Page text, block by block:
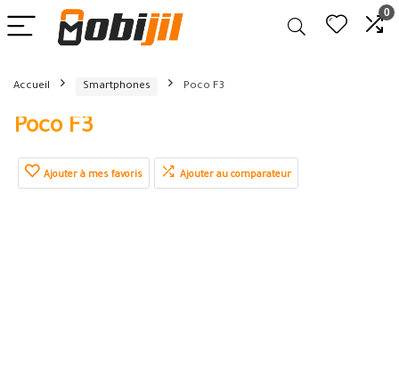
0
Accueil Smartphones Poco F3
Poco F3
Ajouter à mes favoris Ajouter au comparateur